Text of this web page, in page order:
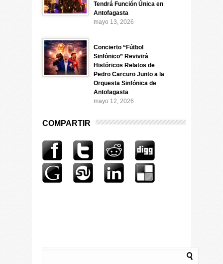
Tendrá Función Única en
Antofagasta
mayo 13, 2026
Concierto “Fútbol
Sinfónico” Revivirá
Históricos Relatos de
Pedro Carcuro Junto a la
Orquesta Sinfónica de
Antofagasta
mayo 12, 2026
COMPARTIR